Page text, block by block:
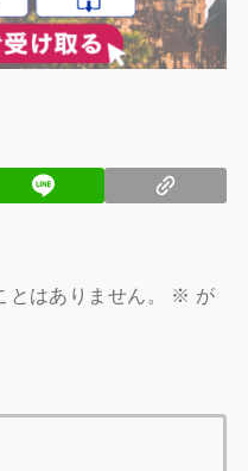
はありません。 ※ が